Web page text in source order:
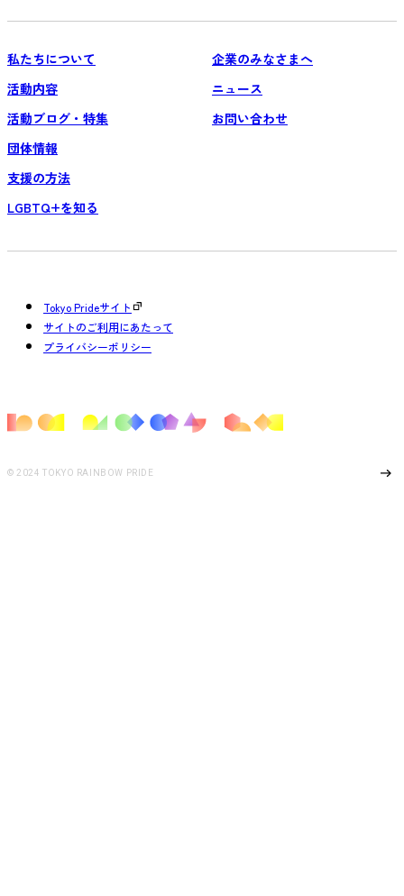
私たちについて
活動内容
活動ブログ・特集
団体情報
支援の方法
LGBTQ+を知る
企業のみなさまへ
ニュース
お問い合わせ
Tokyo Prideサイト
サイトのご利用にあたって
プライバシーポリシー
© 2024 TOKYO RAINBOW PRIDE